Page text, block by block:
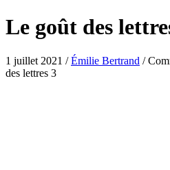
Le goût des
1 juillet 2021 /Émilie Bertrand /
des lettres 3